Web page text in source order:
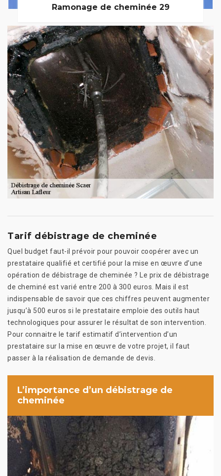
Ramonage de cheminée 29
Tarif débistrage de cheminée
Quel budget faut-il prévoir pour pouvoir coopérer avec un
prestataire qualifié et certifié pour la mise en œuvre d’une
opération de débistrage de cheminée ? Le prix de débistrage
de cheminé est varié entre 200 à 300 euros. Mais il est
indispensable de savoir que ces chiffres peuvent augmenter
jusqu’à 500 euros si le prestataire emploie des outils haut
technologiques pour assurer le résultat de son intervention.
Pour connaitre le tarif estimatif d’intervention d’un
prestataire sur la mise en œuvre de votre projet, il faut
passer à la réalisation de demande de devis.
L’importance d’un débistrage de
cheminée